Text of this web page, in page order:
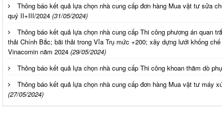
Thông báo kết quả lựa chọn nhà cung cấp đơn hàng Mua vật tư sửa
quý II+III/2024 (31/05/2024)
Thông báo kết quả lựa chọn nhà cung cấp Thi công phương án quan
thải Chính Bắc; bãi thải trong Vỉa Trụ mức +200; xây dựng lưới khống
Vinacomin năm 2024 (29/05/2024)
Thông báo kết quả lựa chọn nhà cung cấp Thi công khoan thăm dò
Thông báo kết quả lựa chọn nhà cung cấp đơn hàng Mua vật tư máy
(27/05/2024)